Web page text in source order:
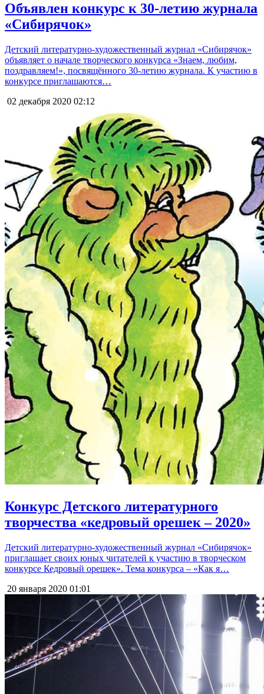
Объявлен конкурс к 30-летию журнала
«Сибирячок»
Детский литературно-художественный журнал «Сибирячок»
объявляет о начале творческого конкурса «Знаем, любим,
поздравляем!», посвящённого 30-летию журнала. К участию в
конкурсе приглашаются…
02 декабря 2020 02:12
Конкурс Детского литературного
творчества «кедровый орешек – 2020»
Детский литературно-художественный журнал «Сибирячок»
приглашает своих юных читателей к участию в творческом
конкурсе Кедровый орешек». Тема конкурса – «Как я…
20 января 2020 01:01